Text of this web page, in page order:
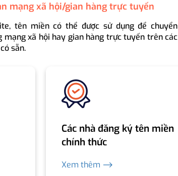
mạng xã hội/gian hàng trực tuyến
tên miền có thể được sử dụng để chuyển
mạng xã hội hay gian hàng trực tuyến trên các
sẵn.
Các nhà đăng ký tên miền
chính thức
Xem thêm ⟶